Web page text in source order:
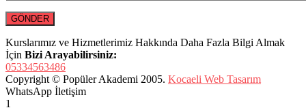
Kurslarımız ve Hizmetlerimiz Hakkında Daha Fazla Bilgi Almak
İçin Bizi Arayabilirsiniz:
05334563486
Copyright © Popüler Akademi 2005. Kocaeli Web Tasarım
WhatsApp İletişim
1